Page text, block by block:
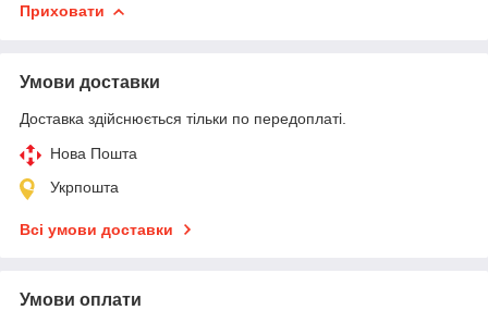
Приховати
Умови доставки
Доставка здійснюється тільки по передоплаті.
Нова Пошта
Укрпошта
Всі умови доставки
Умови оплати